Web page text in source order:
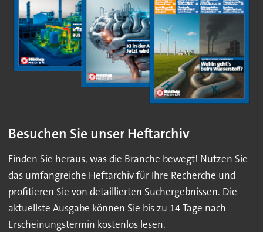
Besuchen Sie unser Heftarchiv
Finden Sie heraus, was die Branche bewegt! Nutzen Sie
das umfangreiche Heftarchiv für Ihre Recherche und
profitieren Sie von detaillierten Suchergebnissen. Die
aktuellste Ausgabe können Sie bis zu 14 Tage nach
Erscheinungstermin kostenlos lesen.